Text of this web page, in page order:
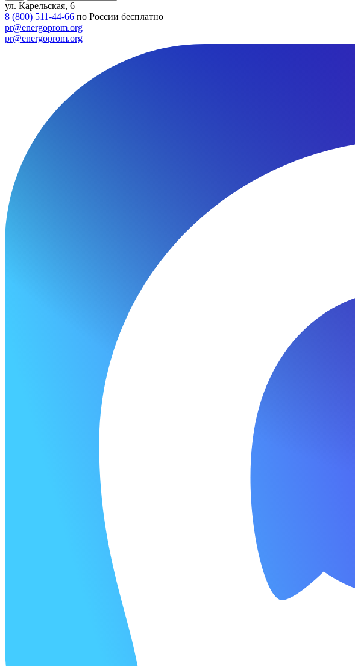
ул. Карельская, 6
8 (800) 511-44-66 по России бесплатно
pr@energoprom.org
pr@energoprom.org